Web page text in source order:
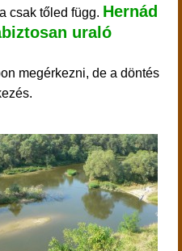
csak tőled függ. Hernád
uraló
megérkezni, de a döntés